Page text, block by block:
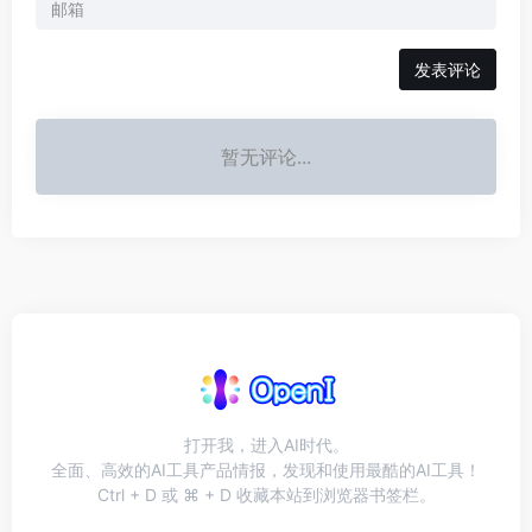
发表评论
暂无评论...
打开我，进入AI时代。
全面、高效的AI工具产品情报，发现和使用最酷的AI工具！
Ctrl + D 或 ⌘ + D 收藏本站到浏览器书签栏。